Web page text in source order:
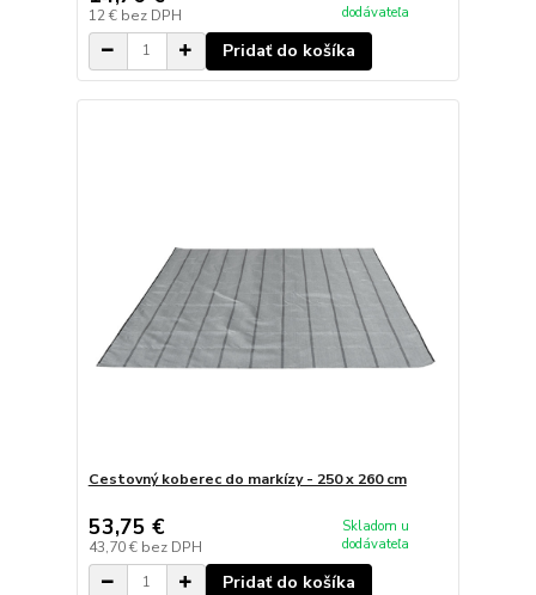
12 € bez DPH
dodávateľa
Pridať do košíka
Cestovný koberec do markízy - 250 x 260 cm
53,75 €
43,70 € bez DPH
Skladom u
dodávateľa
Pridať do košíka